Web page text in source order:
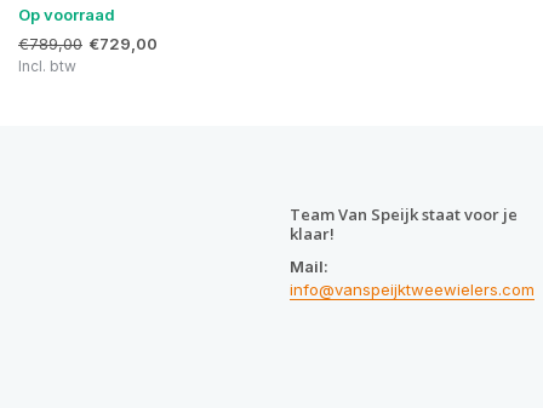
Op voorraad
€789,00 €729,00
Incl. btw
Team Van Speijk staat voor je
klaar!
Mail:
info@vanspeijktweewielers.com